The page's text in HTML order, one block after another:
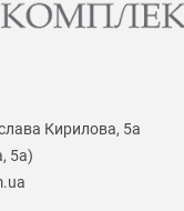
Кирилова, 5а
5а)